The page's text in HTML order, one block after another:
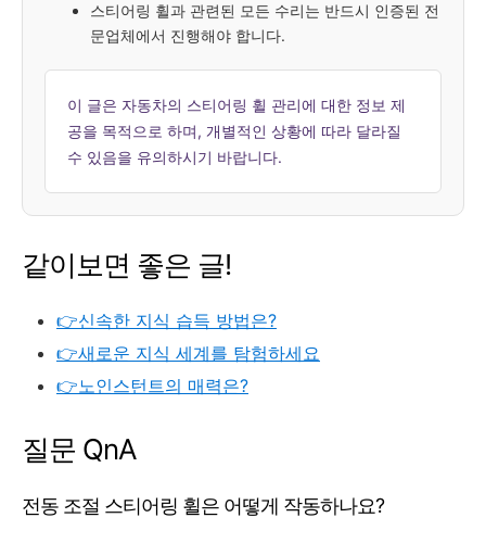
스티어링 휠과 관련된 모든 수리는 반드시 인증된 전
문업체에서 진행해야 합니다.
이 글은 자동차의 스티어링 휠 관리에 대한 정보 제
공을 목적으로 하며, 개별적인 상황에 따라 달라질
수 있음을 유의하시기 바랍니다.
같이보면 좋은 글!
👉신속한 지식 습득 방법은?
👉새로운 지식 세계를 탐험하세요
👉노인스턴트의 매력은?
질문 QnA
전동 조절 스티어링 휠은 어떻게 작동하나요?